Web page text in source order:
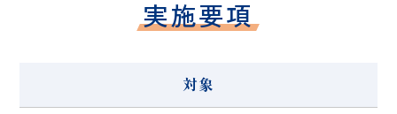
実施要項
対象